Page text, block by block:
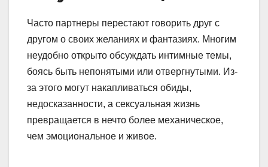
Часто партнеры перестают говорить друг с
другом о своих желаниях и фантазиях. Многим
неудобно открыто обсуждать интимные темы,
боясь быть непонятыми или отвергнутыми. Из-
за этого могут накапливаться обиды,
недосказанности, а сексуальная жизнь
превращается в нечто более механическое,
чем эмоциональное и живое.